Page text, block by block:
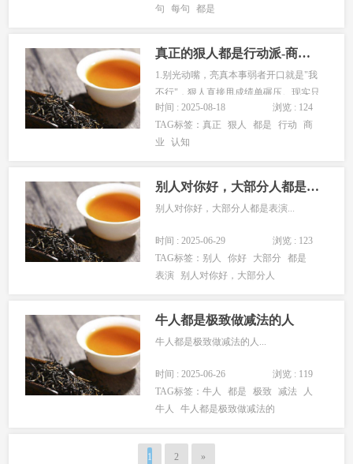
理的一些人生哲理的名言警句，，欢迎
句
每句 都是
真正的狠人都是行动派-商业认知
1.别光动嘴，亮真本事弱者开口就是"我
不行"，狠人直接甩成绩单碾压。现实只
认硬实力，抱怨找借口?那都是弱者的遮
羞布。2.越痛苦越是在变强觉得难就对
了，舒服是留给闲人的。狠人把困难当
是最...
时间 : 2025-08-18
浏览 : 124
TAG标签：真正 狠人 都是 行动
商
业
认知
别人对你好，大部分人都是表演
别人对你好，大部分人都是表演...
时间 : 2025-06-29
浏览 : 123
TAG标签： 别人 你好 大部分
都是
表演
别人对你好，大部分人
牛人都是极致做减法的人
牛人都是极致做减法的人...
时间 : 2025-06-26
浏览 : 119
TAG标签：牛人 都是 极致 减法
人
牛人
牛人都是极致做减法的
1 2 »